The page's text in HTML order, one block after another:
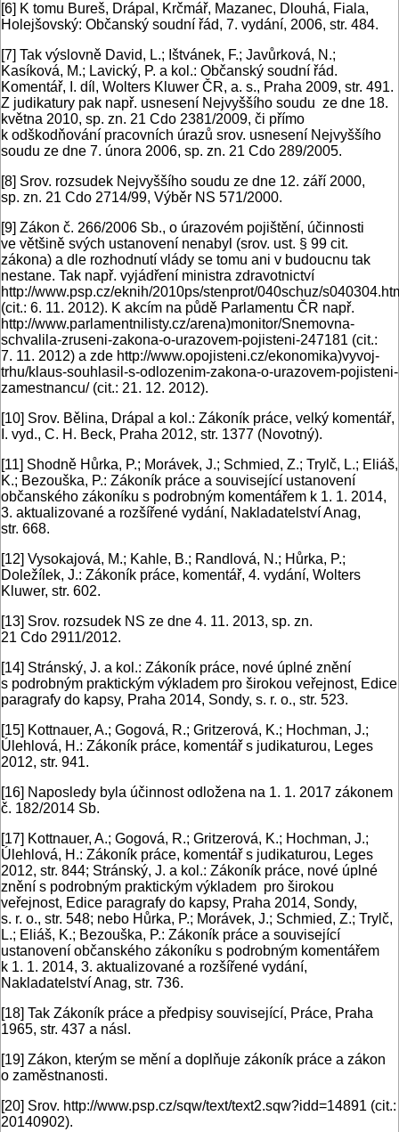
[6] K tomu Bureš, Drápal, Krčmář, Mazanec, Dlouhá, Fiala,
Holejšovský: Občanský soudní řád, 7. vydání, 2006, str. 484.
[7] Tak výslovně David, L.; Ištvánek, F.; Javůrková, N.;
Kasíková, M.; Lavický, P. a kol.: Občanský soudní řád.
Komentář, I. díl, Wolters Kluwer ČR, a. s., Praha 2009, str. 491.
Z judikatury pak např. usnesení Nejvyššího soudu ze dne 18.
května 2010, sp. zn. 21 Cdo 2381/2009, či přímo
k odškodňování pracovních úrazů srov. usnesení Nejvyššího
soudu ze dne 7. února 2006, sp. zn. 21 Cdo 289/2005.
[8] Srov. rozsudek Nejvyššího soudu ze dne 12. září 2000,
sp. zn. 21 Cdo 2714/99, Výběr NS 571/2000.
[9] Zákon č. 266/2006 Sb., o úrazovém pojištění, účinnosti
ve většině svých ustanovení nenabyl (srov. ust. § 99 cit.
zákona) a dle rozhodnutí vlády se tomu ani v budoucnu tak
nestane. Tak např. vyjádření ministra zdravotnictví
http://www.psp.cz/eknih/2010ps/stenprot/040schuz/
(cit.: 6. 11. 2012). K akcím na půdě Parlamentu ČR např.
http://www.parlamentnilisty.cz/arena)monitor/Snemovna-
schvalila-zruseni-zakona-o-urazovem-pojisteni-247181 (cit.:
7. 11. 2012) a zde http://www.opojisteni.cz/ekonomika)vyvoj-
trhu/klaus-souhlasil-s-odlozenim-zakona-o-urazovem-pojisteni-
zamestnancu/ (cit.: 21. 12. 2012).
[10] Srov. Bělina, Drápal a kol.: Zákoník práce, velký komentář,
I. vyd., C. H. Beck, Praha 2012, str. 1377 (Novotný).
[11] Shodně Hůrka, P.; Morávek, J.; Schmied, Z.; Trylč, L.; Eliáš,
K.; Bezouška, P.: Zákoník práce a související ustanovení
občanského zákoníku s podrobným komentářem k 1. 1. 2014,
3. aktualizované a rozšířené vydání, Nakladatelství Anag,
str. 668.
[12] Vysokajová, M.; Kahle, B.; Randlová, N.; Hůrka, P.;
Doležílek, J.: Zákoník práce, komentář, 4. vydání, Wolters
Kluwer, str. 602.
[13] Srov. rozsudek NS ze dne 4. 11. 2013, sp. zn.
21 Cdo 2911/2012.
[14] Stránský, J. a kol.: Zákoník práce, nové úplné znění
s podrobným praktickým výkladem pro širokou veřejnost, Edice
paragrafy do kapsy, Praha 2014, Sondy, s. r. o., str. 523.
[15] Kottnauer, A.; Gogová, R.; Gritzerová, K.; Hochman, J.;
Úlehlová, H.: Zákoník práce, komentář s judikaturou, Leges
2012, str. 941.
[16] Naposledy byla účinnost odložena na 1. 1. 2017 zákonem
č. 182/2014 Sb.
[17] Kottnauer, A.; Gogová, R.; Gritzerová, K.; Hochman, J.;
Úlehlová, H.: Zákoník práce, komentář s judikaturou, Leges
2012, str. 844; Stránský, J. a kol.: Zákoník práce, nové úplné
znění s podrobným praktickým výkladem pro širokou
veřejnost, Edice paragrafy do kapsy, Praha 2014, Sondy,
s. r. o., str. 548; nebo Hůrka, P.; Morávek, J.; Schmied, Z.; Trylč,
L.; Eliáš, K.; Bezouška, P.: Zákoník práce a související
ustanovení občanského zákoníku s podrobným komentářem
k 1. 1. 2014, 3. aktualizované a rozšířené vydání,
Nakladatelství Anag, str. 736.
[18] Tak Zákoník práce a předpisy související, Práce, Praha
1965, str. 437 a násl.
[19] Zákon, kterým se mění a doplňuje zákoník práce a zákon
o zaměstnanosti.
[20] Srov. http://www.psp.cz/sqw/text/text2.sqw?idd=14891 (cit.:
20140902).